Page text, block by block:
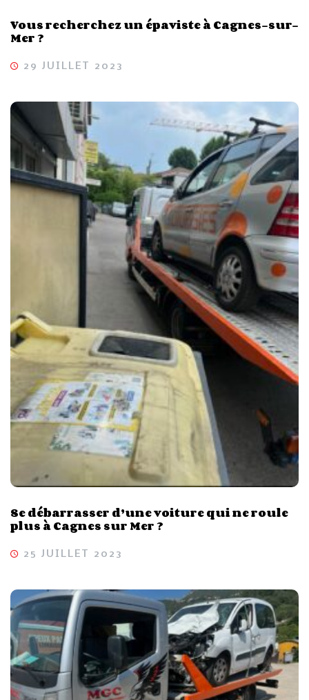
Vous recherchez un épaviste à Cagnes-sur-
Mer ?
29 JUILLET 2023
Se débarrasser d’une voiture qui ne roule
plus à Cagnes sur Mer ?
25 JUILLET 2023